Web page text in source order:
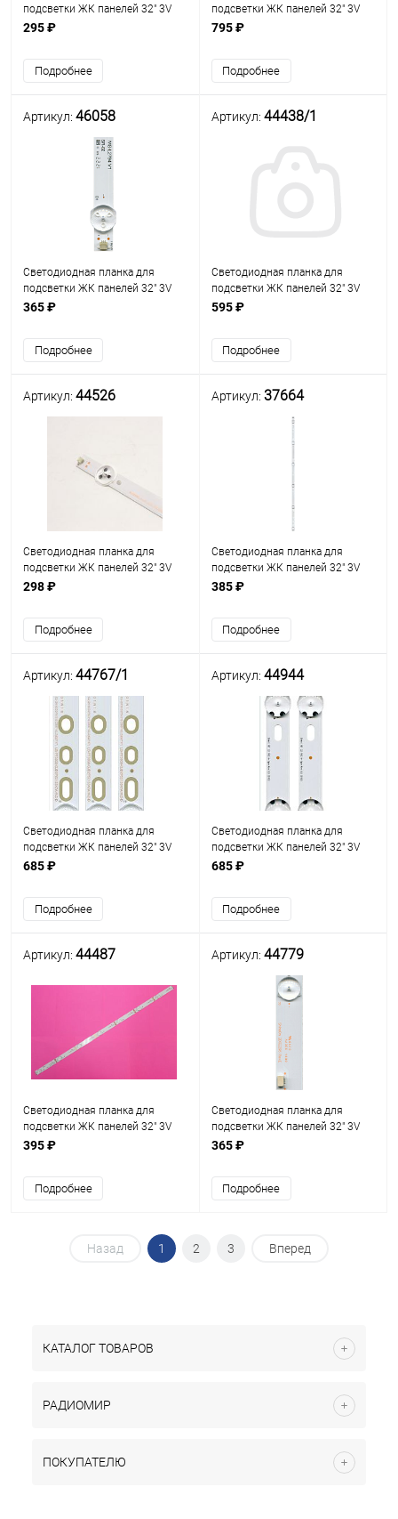
подсветки ЖК панелей 32" 3V
(6линз) 4708-K320WD-
A3113N11/4708-K320WD-
A3113N41) (570 мм, 6 линз)
295 ₽
Подробнее
подсветки ЖК панелей 32" 3V
(6линз) 660х20мм, CF-6LED-11-3,
стеклотекстолит
795 ₽
Подробнее
Артикул: 46058
Светодиодная планка для
подсветки ЖК панелей 32" 3V
(6линз) MS-L2794 V1 2018-08-13,
365 ₽
Подробнее
Артикул: 44438/1
Светодиодная планка для
подсветки ЖК панелей 32" 3V
(6линз) RH-D32071235-01-6LED
595 ₽
Подробнее
Артикул: 44526
Светодиодная планка для
подсветки ЖК панелей 32" 3V
(6линз) SVJ320AK0_Rev07_6LED
562MM-V01, LB-C320X13-E7-L-G1-
SE) (585 мм, 6
298 ₽
Подробнее
Артикул: 37664
Светодиодная планка для
подсветки ЖК панелей 32" 3V
(6линз)
(561 мм, 6 линз) разъем слева сбоку
3pin, гн, 561ммх12мм
385 ₽
Подробнее
Артикул: 44767/1
Светодиодная планка для
подсветки ЖК панелей 32" 3V
(7+7+7линз) LB-PF3030-
(Комплект 3 планки по 620 мм
7 линз)
685 ₽
Подробнее
Артикул: 44944
Светодиодная планка для
подсветки ЖК панелей 32" 3V
(7+7линз) (2 планки по 615 мм
Rev.0.0 (марк. 32LH60_FHD_A)
685 ₽
Подробнее
Артикул: 44487
Светодиодная планка для
подсветки ЖК панелей 32" 3V
(7линз) 665х20мм , CF-7LED-9.5-
платформа фольгирован.
стеклотекстолит
395 ₽
Подробнее
Артикул: 44779
Светодиодная планка для
подсветки ЖК панелей 32" 3V
(7линз) ShineOn 2D02296 Rev.E
365 ₽
Подробнее
Назад 1 2 3 Вперед
КАТАЛОГ ТОВАРОВ
РАДИОМИР
ПОКУПАТЕЛЮ